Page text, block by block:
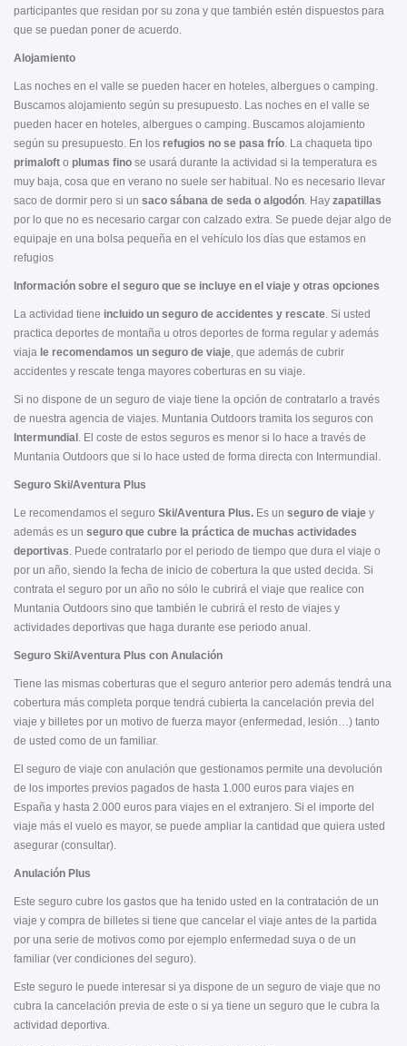
participantes que residan por su zona y que también estén dispuestos para
que se puedan poner de acuerdo.
Alojamiento
Las noches en el valle se pueden hacer en hoteles, albergues o camping.
Buscamos alojamiento según su presupuesto. Las noches en el valle se
pueden hacer en hoteles, albergues o camping. Buscamos alojamiento
según su presupuesto. En los refugios no se pasa frío. La chaqueta tipo
primaloft o plumas fino se usará durante la actividad si la temperatura es
muy baja, cosa que en verano no suele ser habitual. No es necesario llevar
saco de dormir pero si un saco sábana de seda o algodón. Hay zapatillas
por lo que no es necesario cargar con calzado extra. Se puede dejar algo de
equipaje en una bolsa pequeña en el vehículo los días que estamos en
refugios
Información sobre el seguro que se incluye en el viaje y otras opciones
La actividad tiene incluido un seguro de accidentes y rescate. Si usted
practica deportes de montaña u otros deportes de forma regular y además
viaja le recomendamos un seguro de viaje, que además de cubrir
accidentes y rescate tenga mayores coberturas en su viaje.
Si no dispone de un seguro de viaje tiene la opción de contratarlo a través
de nuestra agencia de viajes. Muntania Outdoors tramita los seguros con
Intermundial . El coste de estos seguros es menor si lo hace a través de
Muntania Outdoors que si lo hace usted de forma directa con Intermundial.
Seguro Ski/Aventura Plus
Le recomendamos el seguro Ski/Aventura Plus. Es un seguro de viaje y
además es un seguro que cubre la práctica de muchas actividades
deportivas. Puede contratarlo por el periodo de tiempo que dura el viaje o
por un año, siendo la fecha de inicio de cobertura la que usted decida. Si
contrata el seguro por un año no sólo le cubrirá el viaje que realice con
Muntania Outdoors sino que también le cubrirá el resto de viajes y
actividades deportivas que haga durante ese periodo anual.
Seguro Ski/Aventura Plus con Anulación
Tiene las mismas coberturas que el seguro anterior pero además tendrá una
cobertura más completa porque tendrá cubierta la cancelación previa del
viaje y billetes por un motivo de fuerza mayor (enfermedad, lesión…) tanto
de usted como de un familiar.
El seguro de viaje con anulación que gestionamos permite una devolución
de los importes previos pagados de hasta 1.000 euros para viajes en
España y hasta 2.000 euros para viajes en el extranjero. Si el importe del
viaje más el vuelo es mayor, se puede ampliar la cantidad que quiera usted
asegurar (consultar).
Anulación Plus
Este seguro cubre los gastos que ha tenido usted en la contratación de un
viaje y compra de billetes si tiene que cancelar el viaje antes de la partida
por una serie de motivos como por ejemplo enfermedad suya o de un
familiar (ver condiciones del seguro).
Este seguro le puede interesar si ya dispone de un seguro de viaje que no
cubra la cancelación previa de este o si ya tiene un seguro que le cubra la
actividad deportiva.